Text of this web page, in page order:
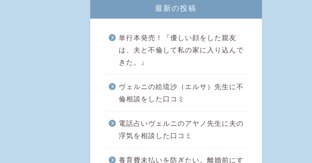
最新の投稿
単行本発売！『優しい顔をした親友
は、夫と不倫して私の家に入り込んで
きた。』
ヴェルニの絵琉沙（エルサ）先生に不
倫相談をした口コミ
電話占いヴェルニのアヤノ先生に夫の
浮気を相談した口コミ
養育費未払いを防ぎたい。離婚前にす